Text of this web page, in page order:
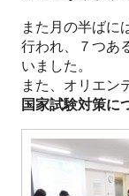
また月の半ばに
行われ、７つあ
いました。
また、オリエン
国家試験対策に